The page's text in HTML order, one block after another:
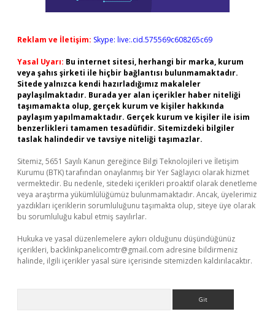
Reklam ve İletişim: Skype: live:.cid.575569c608265c69
Yasal Uyarı: Bu internet sitesi, herhangi bir marka, kurum
veya şahıs şirketi ile hiçbir bağlantısı bulunmamaktadır.
Sitede yalnızca kendi hazırladığımız makaleler
paylaşılmaktadır. Burada yer alan içerikler haber niteliği
taşımamakta olup, gerçek kurum ve kişiler hakkında
paylaşım yapılmamaktadır. Gerçek kurum ve kişiler ile isim
benzerlikleri tamamen tesadüfidir. Sitemizdeki bilgiler
taslak halindedir ve tavsiye niteliği taşımazlar.
Sitemiz, 5651 Sayılı Kanun gereğince Bilgi Teknolojileri ve İletişim
Kurumu (BTK) tarafından onaylanmış bir Yer Sağlayıcı olarak hizmet
vermektedir. Bu nedenle, sitedeki içerikleri proaktif olarak denetleme
veya araştırma yükümlülüğümüz bulunmamaktadır. Ancak, üyelerimiz
yazdıkları içeriklerin sorumluluğunu taşımakta olup, siteye üye olarak
bu sorumluluğu kabul etmiş sayılırlar.
Hukuka ve yasal düzenlemelere aykırı olduğunu düşündüğünüz
içerikleri, backlinkpanelicomtr@gmail.com adresine bildirmeniz
halinde, ilgili içerikler yasal süre içerisinde sitemizden kaldırılacaktır.